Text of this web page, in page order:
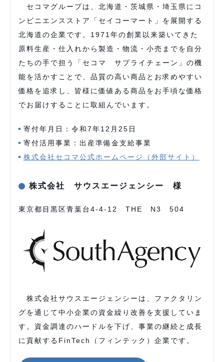
セコマグループは、北海道・茨城県・埼玉県にコ
ンビニエンスストア「セイコーマート」を展開する
北海道の企業です。1971年の創業以来築いてきた
原料生産・仕入れから製造・物流・小売までを自分
たちの手で担う「セコマ サプライチェーン」の機
能を活かすことで、品質の高い商品とお求めやすい
価格を追求し、皆様に価値ある商品をお手頃な価格
でお届けすることに取組んでいます。
寄付年月日：令和7年12月25日
寄付活用事業：出産準備金支給事業
株式会社セコマ公式ホームページ（外部サイト）
株式会社 サウスエージェンシー 様
東京都目黒区青葉台4-4-12 THE N3 504
株式会社サウスエージェンシーは、ファクタリン
グを通じて中小企業の資金繰り改善を支援していま
す。資金調達のハードルを下げ、事業の継続と成長
に貢献するFinTech（フィンテック）企業です。